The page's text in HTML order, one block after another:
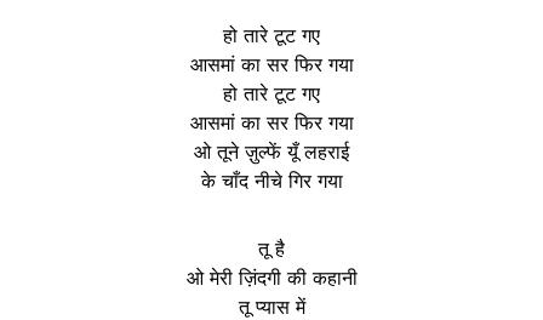
हो तारे टूट गए
आसमां का सर फिर गया
हो तारे टूट गए
आसमां का सर फिर गया
ओ तूने ज़ुल्फें यूँ लहराई
के चाँद नीचे गिर गया
तू है
ओ मेरी ज़िंदगी की कहानी
तू प्यास में